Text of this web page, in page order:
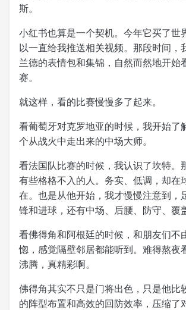
斯。
小红书也算是一个契机。今年它买了世
以一直给我推送相关视频。那段时间，
兰德的表情包和集锦，自然而然地开始
赛。
就这样，看的比赛慢慢多了起来。
看葡萄牙对克罗地亚的时候，我开始了
个从战火中走出来的中场大师。
看法国队比赛的时候，我认识了坎特。
有些格格不入的人。务实、低调，却在
在。也是从他开始，我才慢慢注意到，
锋和进球，还有中场、后腰、防守、覆
看佛得角和阿根廷的时候，和朋友们不
惚，感觉隔壁邻居都能听到。难得熬夜
沸腾，真精彩啊。
佛得角其实不只是门将出色，只是他比
的阵型布置和高效的回防效率，压缩了